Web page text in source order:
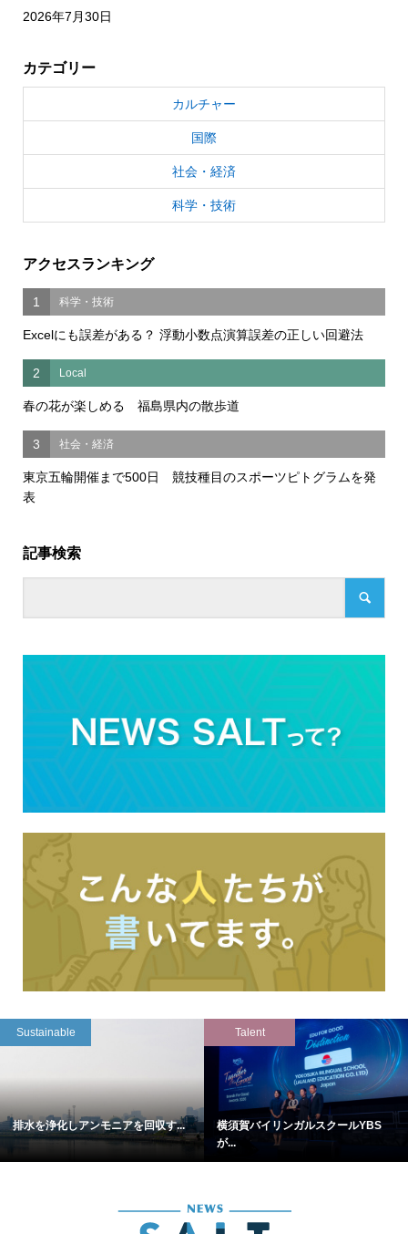
2026年7月30日
カテゴリー
カルチャー
国際
社会・経済
科学・技術
アクセスランキング
1 科学・技術
Excelにも誤差がある？ 浮動小数点演算誤差の正しい回避法
2 Local
春の花が楽しめる 福島県内の散歩道
3 社会・経済
東京五輪開催まで500日 競技種目のスポーツピトグラムを発
表
記事検索
Sustainable
排水を浄化しアンモニアを回収す...
Talent
横須賀バイリンガルスクールYBS
が...